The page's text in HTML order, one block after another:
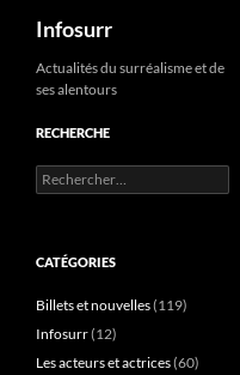
Aller
contenu
Infosurr
Actualités du surréalisme et de
ses alentours
RECHERCHE
Rechercher :
CATÉGORIES
Billets et nouvelles(119)
Infosurr(12)
Les acteurs et actrices(60)